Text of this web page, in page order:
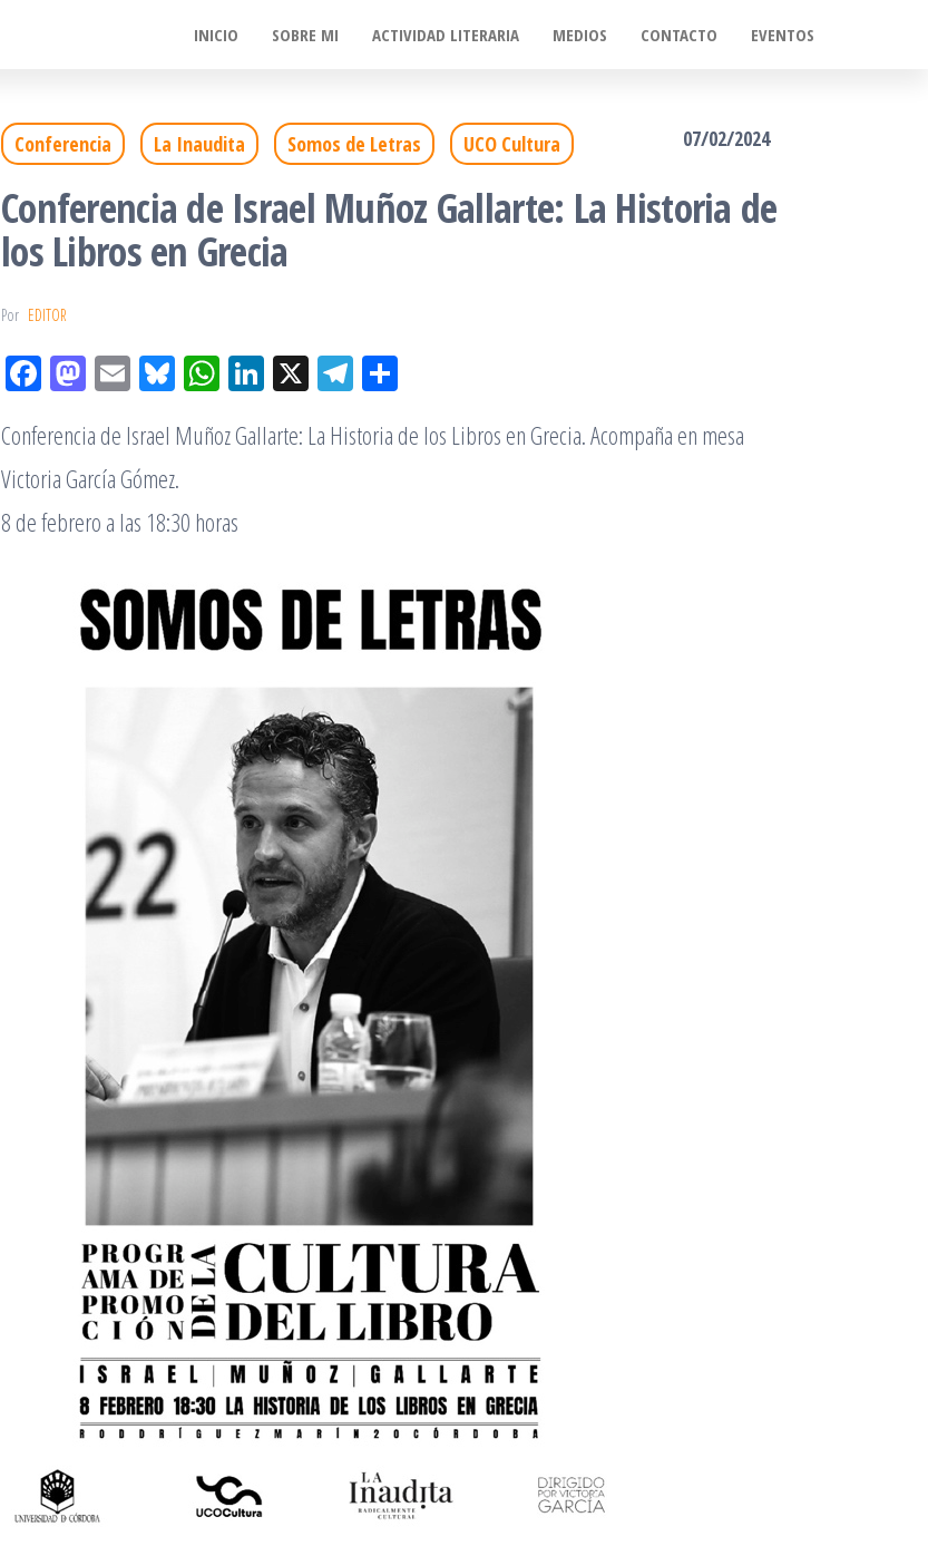
INICIO SOBRE MI ACTIVIDAD LITERARIA MEDIOS CONTACTO EVENTOS
Conferencia La Inaudita Somos de Letras UCO Cultura 07/02/2024
Conferencia de Israel Muñoz Gallarte: La Historia de
los Libros en Grecia
Por EDITOR
Fac
oo
k
M
od
on
Em Bl
sky
W
tsA
Lin
dIn
X Tel
ra pa
Conferencia de Israel Muñoz Gallarte: La Historia de los Libros en Grecia. Acompaña en mesa
Victoria García Gómez.
8 de febrero a las 18:30 horas